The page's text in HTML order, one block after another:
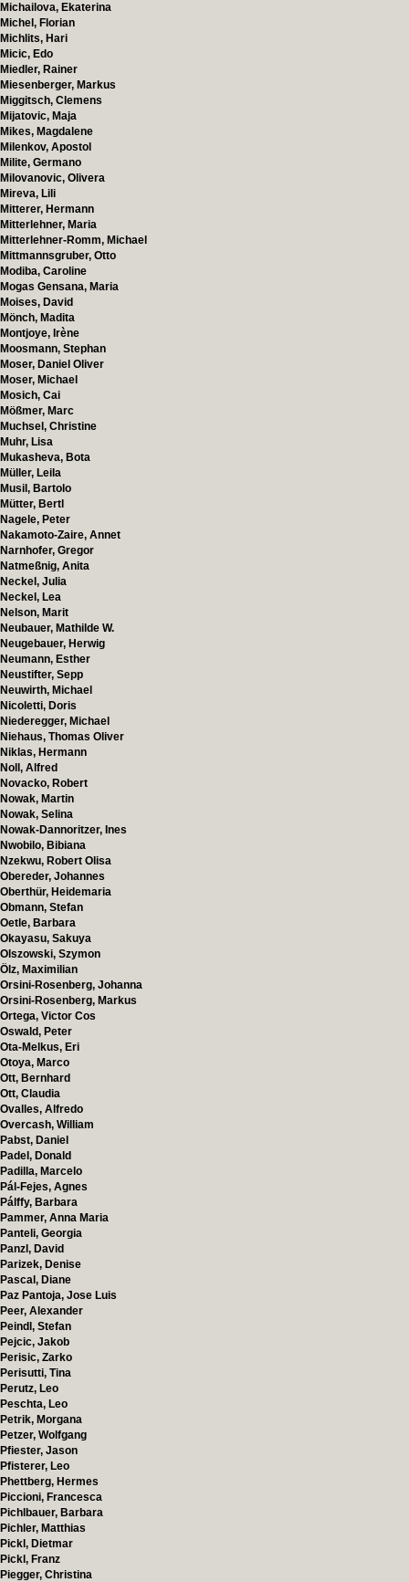
Michailova, Ekaterina
Michel, Florian
Michlits, Hari
Micic, Edo
Miedler, Rainer
Miesenberger, Markus
Miggitsch, Clemens
Mijatovic, Maja
Mikes, Magdalene
Milenkov, Apostol
Milite, Germano
Milovanovic, Olivera
Mireva, Lili
Mitterer, Hermann
Mitterlehner, Maria
Mitterlehner-Romm, Michael
Mittmannsgruber, Otto
Modiba, Caroline
Mogas Gensana, Maria
Moises, David
Mönch, Madita
Montjoye, Irène
Moosmann, Stephan
Moser, Daniel Oliver
Moser, Michael
Mosich, Cai
Mößmer, Marc
Muchsel, Christine
Muhr, Lisa
Mukasheva, Bota
Müller, Leila
Musil, Bartolo
Mütter, Bertl
Nagele, Peter
Nakamoto-Zaire, Annet
Narnhofer, Gregor
Natmeßnig, Anita
Neckel, Julia
Neckel, Lea
Nelson, Marit
Neubauer, Mathilde W.
Neugebauer, Herwig
Neumann, Esther
Neustifter, Sepp
Neuwirth, Michael
Nicoletti, Doris
Niederegger, Michael
Niehaus, Thomas Oliver
Niklas, Hermann
Noll, Alfred
Novacko, Robert
Nowak, Martin
Nowak, Selina
Nowak-Dannoritzer, Ines
Nwobilo, Bibiana
Nzekwu, Robert Olisa
Obereder, Johannes
Oberthür, Heidemaria
Obmann, Stefan
Oetle, Barbara
Okayasu, Sakuya
Olszowski, Szymon
Ölz, Maximilian
Orsini-Rosenberg, Johanna
Orsini-Rosenberg, Markus
Ortega, Victor Cos
Oswald, Peter
Ota-Melkus, Eri
Otoya, Marco
Ott, Bernhard
Ott, Claudia
Ovalles, Alfredo
Overcash, William
Pabst, Daniel
Padel, Donald
Padilla, Marcelo
Pál-Fejes, Agnes
Pálffy, Barbara
Pammer, Anna Maria
Panteli, Georgia
Panzl, David
Parizek, Denise
Pascal, Diane
Paz Pantoja, Jose Luis
Peer, Alexander
Peindl, Stefan
Pejcic, Jakob
Perisic, Zarko
Perisutti, Tina
Perutz, Leo
Peschta, Leo
Petrik, Morgana
Petzer, Wolfgang
Pfiester, Jason
Pfisterer, Leo
Phettberg, Hermes
Piccioni, Francesca
Pichlbauer, Barbara
Pichler, Matthias
Pickl, Dietmar
Pickl, Franz
Piegger, Christina